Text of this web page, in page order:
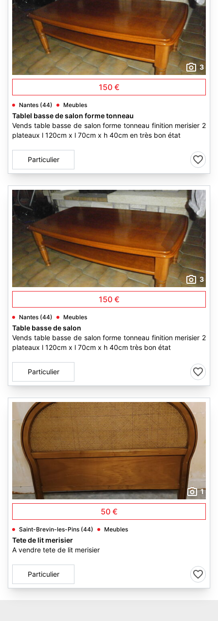
3
150 €
Nantes (44) Meubles
Tablel basse de salon forme tonneau
Vends table basse de salon forme tonneau finition merisier 2
plateaux l 120cm x l 70cm x h 40cm en très bon état
Particulier
3
150 €
Nantes (44) Meubles
Table basse de salon
Vends table basse de salon forme tonneau finition merisier 2
plateaux l 120cm x l 70cm x h 40cm très bon état
Particulier
1
50 €
Saint-Brevin-les-Pins (44) Meubles
Tete de lit merisier
A vendre tete de lit merisier
Particulier